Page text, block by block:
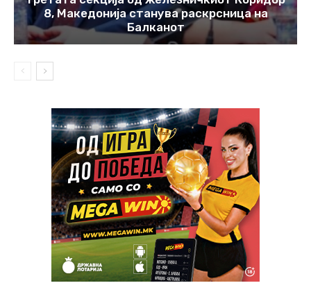
8, Македонија станува раскрсница на
Балканот